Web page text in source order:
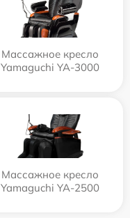
Массажное кресло
Yamaguchi YA-3000
Массажное кресло
Yamaguchi YA-2500